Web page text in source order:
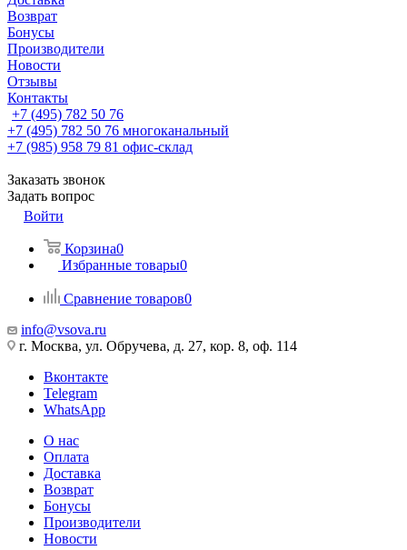
Возврат
Бонусы
Производители
Новости
Отзывы
Контакты
+7 (495) 782 50 76
+7 (495) 782 50 76 многоканальный
+7 (985) 958 79 81 офис-склад
Заказать звонок
Задать вопрос
Войти
Корзина0
Избранные товары0
Сравнение товаров0
info@vsova.ru
г. Москва, ул. Обручева, д. 27, кор. 8, оф. 114
Вконтакте
Telegram
WhatsApp
О нас
Оплата
Доставка
Возврат
Бонусы
Производители
Новости